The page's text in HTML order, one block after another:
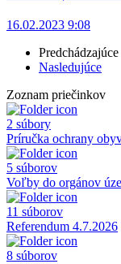
16.02.2023 9:08
Predchádzajúce
Nasledujúce
Zoznam priečinkov
2 súbory
Príručka ochrany
5 súborov
Voľby do orgánov
11 súborov
Referendum 4.7.2026
8 súborov